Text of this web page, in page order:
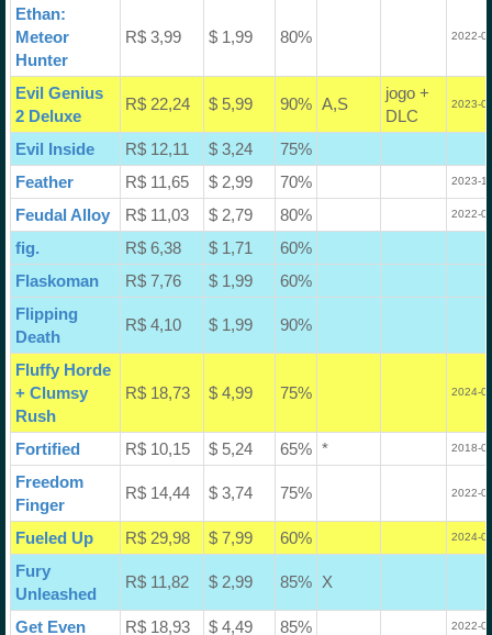
Ethan:
Meteor
Hunter
R$ 3,99 $ 1,99 80% 2022-
Evil Genius
2 Deluxe
R$ 22,24 $ 5,99 90% A,S
jogo +
DLC
2023-
Evil Inside R$ 12,11 $ 3,24
75%
Feather
R$ 11,65 $ 2,99 70% 2023-
Feudal Alloy R$ 11,03 $ 2,79 80% 2022-
fig. R$ 6,38 $ 1,71
60%
Flaskoman
R$ 7,76 $ 1,99
60%
Flipping
Death
R$ 4,10 $ 1,99 90%
Fluffy Horde
+ Clumsy
Rush
R$ 18,73 $ 4,99 75% 2024-
Fortified R$ 10,15 $ 5,24 65% * 2018-
Freedom
Finger
R$ 14,44 $ 3,74 75% 2022-
Fueled Up R$ 29,98 $ 7,99 60% 2024-
Fury
Unleashed
R$ 11,82 $ 2,99 85% X
Get Even R$ 18,93 $ 4,49 85% 2022-